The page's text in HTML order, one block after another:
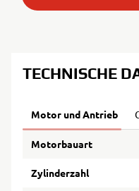
TECHNISCHE
Motor und Antrieb
Motorbauart
Zylinderzahl